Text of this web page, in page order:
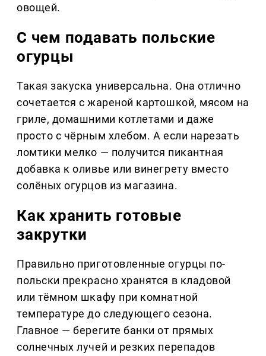
овощей.
С чем подавать польские
огурцы
Такая закуска универсальна. Она отлично
сочетается с жареной картошкой, мясом на
гриле, домашними котлетами и даже
просто с чёрным хлебом. А если нарезать
ломтики мелко — получится пикантная
добавка к оливье или винегрету вместо
солёных огурцов из магазина.
Как хранить готовые
закрутки
Правильно приготовленные огурцы по-
польски прекрасно хранятся в кладовой
или тёмном шкафу при комнатной
температуре до следующего сезона.
Главное — берегите банки от прямых
солнечных лучей и резких перепадов